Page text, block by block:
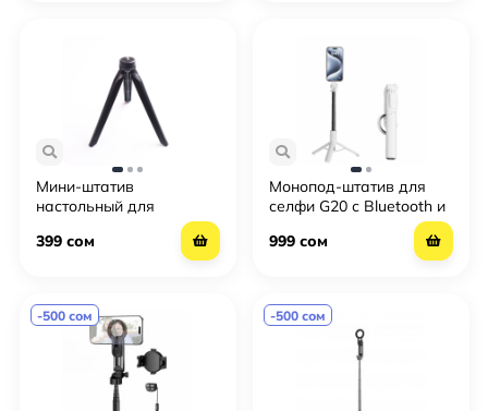
Мини-штатив
настольный для
телефона и камеры —
компактная подставка
для прямых трансляций
399 сом
Монопод-штатив для
селфи G20 с Bluetooth и
магнитным держателем
999 сом
-500 сом -500 сом